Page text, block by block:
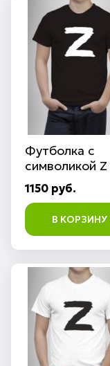
Футболка с
символикой Z
1150 руб.
В КОРЗИНУ